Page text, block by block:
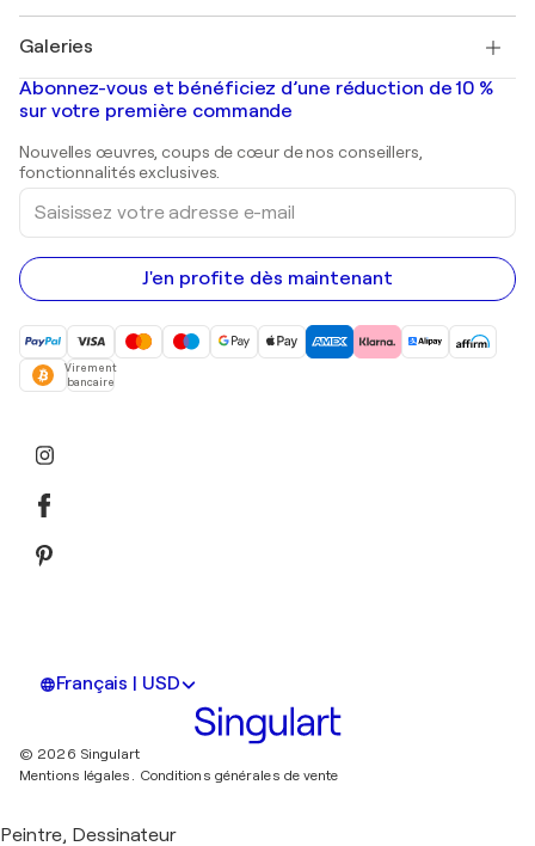
Banksy
Mr. Brainwash
Shepard Fairey
Tableaux abstraits à vendre
Peintures de paysage
Estampes
Peintures acryliques
Galeries
Galeries d'art en France
Galeries d'art en Belgique
Abonnez-vous et bénéficiez d’une réduction de 10 %
sur votre première commande
Nouvelles œuvres, coups de cœur de nos conseillers,
fonctionnalités exclusives.
Saisissez
votre
adresse
e-
mail
J'en profite dès maintenant
Virement
bancaire
Français | USD
© 2026 Singulart
Mentions légales. Conditions générales de vente
Peintre, Dessinateur